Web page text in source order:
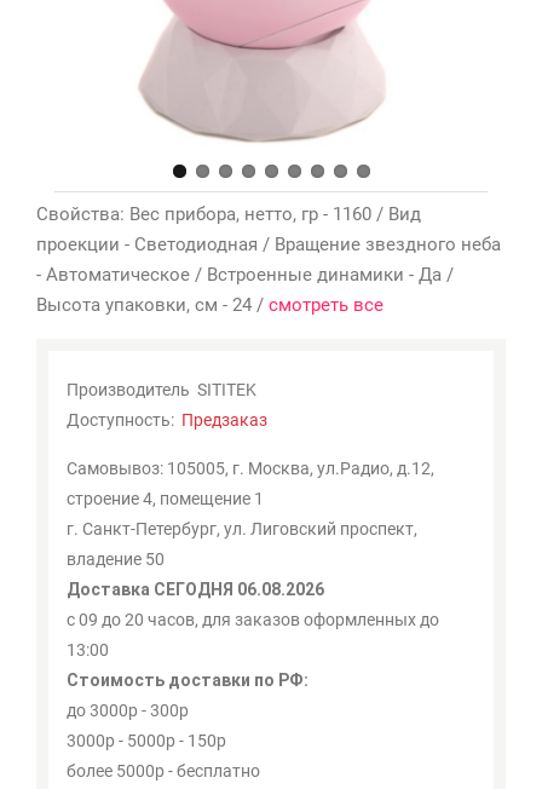
Свойства: Вес прибора, нетто, гр - 1160 / Вид
проекции - Светодиодная / Вращение звездного неба
- Автоматическое / Встроенные динамики - Да /
Высота упаковки, см - 24 / смотреть все
Производитель SITITEK
Доступность: Предзаказ
Самовывоз: 105005, г. Москва, ул.Радио, д.12,
строение 4, помещение 1
г. Санкт-Петербург, ул. Лиговский проспект,
владение 50
Доставка СЕГОДНЯ 06.08.2026
с 09 до 20 часов, для заказов оформленных до
13:00
Стоимость доставки по РФ:
до 3000р - 300р
3000р - 5000р - 150р
более 5000р - бесплатно